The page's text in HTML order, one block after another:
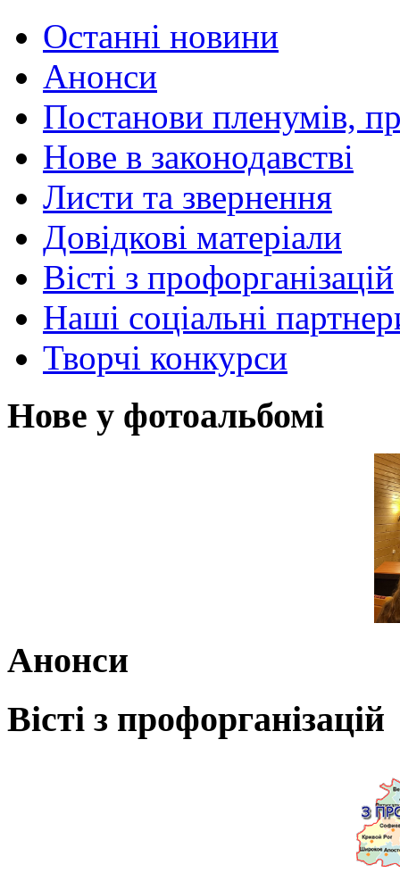
Останні новини
Анонси
Постанови пленумів,
Нове в законодавстві
Листи та звернення
Довідкові матеріали
Вісті з профорганізацій
Наші соціальні
Творчі конкурси
Нове у фотоальбомі
Анонси
Вісті з профорганізацій